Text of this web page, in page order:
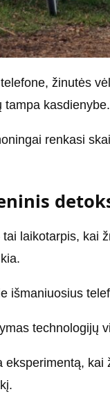
žinutės
tampa kasdienybe.
renkasi
laikotarpis, kai
išmaniuosius
technologijų
eksperimentą,